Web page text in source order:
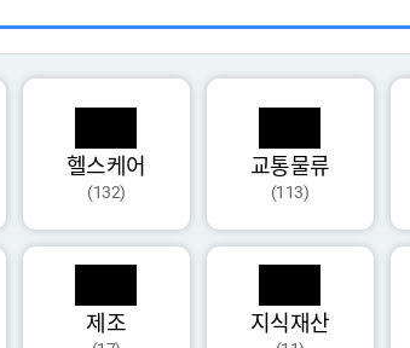
헬스케어
(132)
교통물류
(113)
제조 지식재산